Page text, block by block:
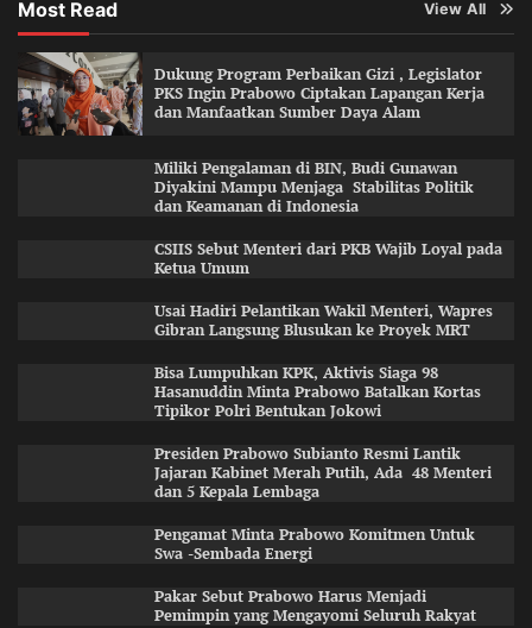
Most Read View All
Dukung Program Perbaikan Gizi , Legislator
PKS Ingin Prabowo Ciptakan Lapangan Kerja
dan Manfaatkan Sumber Daya Alam
Miliki Pengalaman di BIN, Budi Gunawan
Diyakini Mampu Menjaga Stabilitas Politik
dan Keamanan di Indonesia
CSIIS Sebut Menteri dari PKB Wajib Loyal pada
Ketua Umum
Usai Hadiri Pelantikan Wakil Menteri, Wapres
Gibran Langsung Blusukan ke Proyek MRT
Bisa Lumpuhkan KPK, Aktivis Siaga 98
Hasanuddin Minta Prabowo Batalkan Kortas
Tipikor Polri Bentukan Jokowi
Presiden Prabowo Subianto Resmi Lantik
Jajaran Kabinet Merah Putih, Ada 48 Menteri
dan 5 Kepala Lembaga
Pengamat Minta Prabowo Komitmen Untuk
Swa -Sembada Energi
Pakar Sebut Prabowo Harus Menjadi
Pemimpin yang Mengayomi Seluruh Rakyat